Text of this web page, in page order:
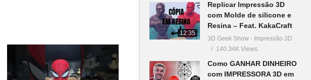
12:35
Replicar Impressão 3D
com Molde de silicone e
Resina – Feat. KakaCraft
3D Geek Show - Impressão 3D
140.34K Views
Como GANHAR DINHEIRO
com IMPRESSORA 3D em